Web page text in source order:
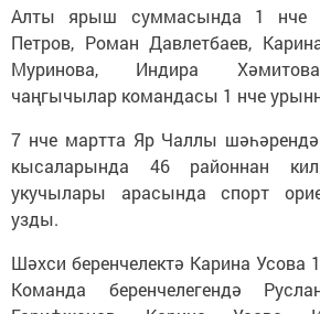
Алты ярыш суммасында 1 нче
Петров, Роман Давлетбаев,
Муринова, Индира
чаңгычылар командасы 1 нче
7 нче мартта Яр Чаллы
кысаларында 46 районнан
укучылары арасында спорт
узды.
Шәхси беренчелектә Карина
Команда беренчелегендә